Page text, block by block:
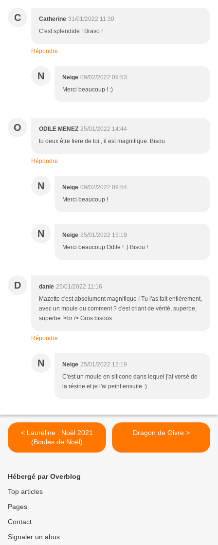
C Catherine 31/01/2022 11:30
C'est splendide ! Bravo !
Répondre
N Neige 09/02/2022 09:53
Merci beaucoup ! :)
O ODILE MENEZ 25/01/2022 14:44
tu oeux être fiere de toi , il est magnifique. Bisou
Répondre
N Neige 09/02/2022 09:54
Merci beaucoup !
N Neige 25/01/2022 15:19
Merci beaucoup Odile ! :) Bisou !
D danie 25/01/2022 11:16
Mazette c'est absolument magnifique ! Tu l'as fait entièrement,
avec un moule ou comment ? c'est criant de vérité, superbe,
superbe !<br /> Gros bisous
Répondre
N Neige 25/01/2022 12:19
C'est un moule en silicone dans lequel j'ai versé de
la résine et je l'ai peint ensuite :)
< Laureline : Noël 2021
(Boules de Noël)
Dragon de Givre >
Hébergé par Overblog
Top articles
Pages
Contact
Signaler un abus